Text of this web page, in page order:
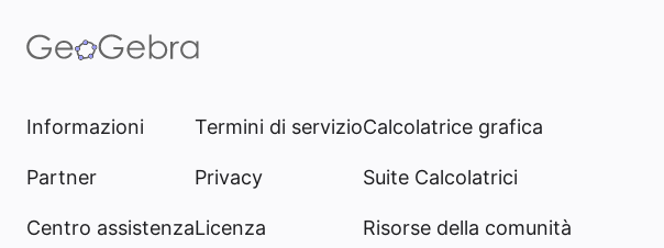
Informazioni
Partner
Centro assistenza
Termini di servizio
Privacy
Licenza
Calcolatrice grafica
Suite Calcolatrici
Risorse della comunità